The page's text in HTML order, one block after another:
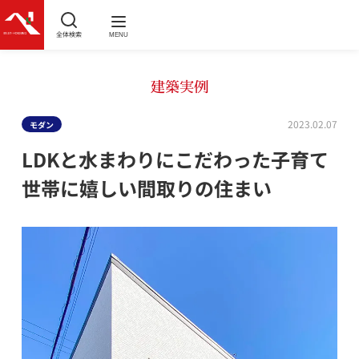
全体検索 MENU
建築実例
モダン 2023.02.07
LDKと水まわりにこだわった子育て
世帯に嬉しい間取りの住まい